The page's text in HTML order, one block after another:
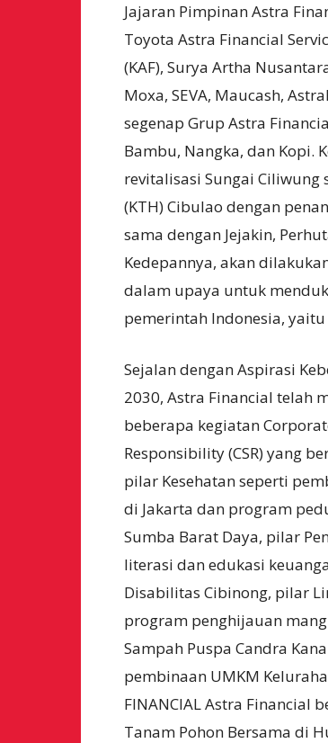
Jajaran Pimpinan Astra
Toyota Astra Financial
(KAF), Surya Artha
Moxa, SEVA, Maucash,
segenap Grup Astra
Bambu, Nangka, dan Kopi.
revitalisasi Sungai
(KTH) Cibulao dengan
sama dengan Jejakin,
Kedepannya, akan
dalam upaya untuk
pemerintah Indonesia,
Sejalan dengan Aspirasi
2030, Astra Financial telah
beberapa kegiatan
Responsibility (CSR) yang
pilar Kesehatan seperti
di Jakarta dan program
Sumba Barat Daya, pilar
literasi dan edukasi
Disabilitas Cibinong, pilar
program penghijauan
Sampah Puspa Candra
pembinaan UMKM
FINANCIAL Astra Financial
Tanam Pohon Bersama di